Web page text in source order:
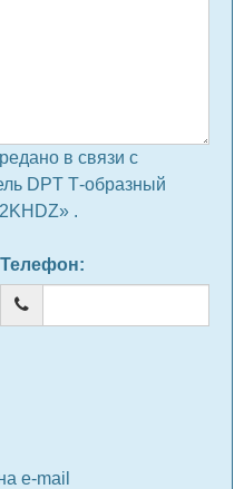
в связи с
DPT Т-образный
.
Телефон:
e-mail